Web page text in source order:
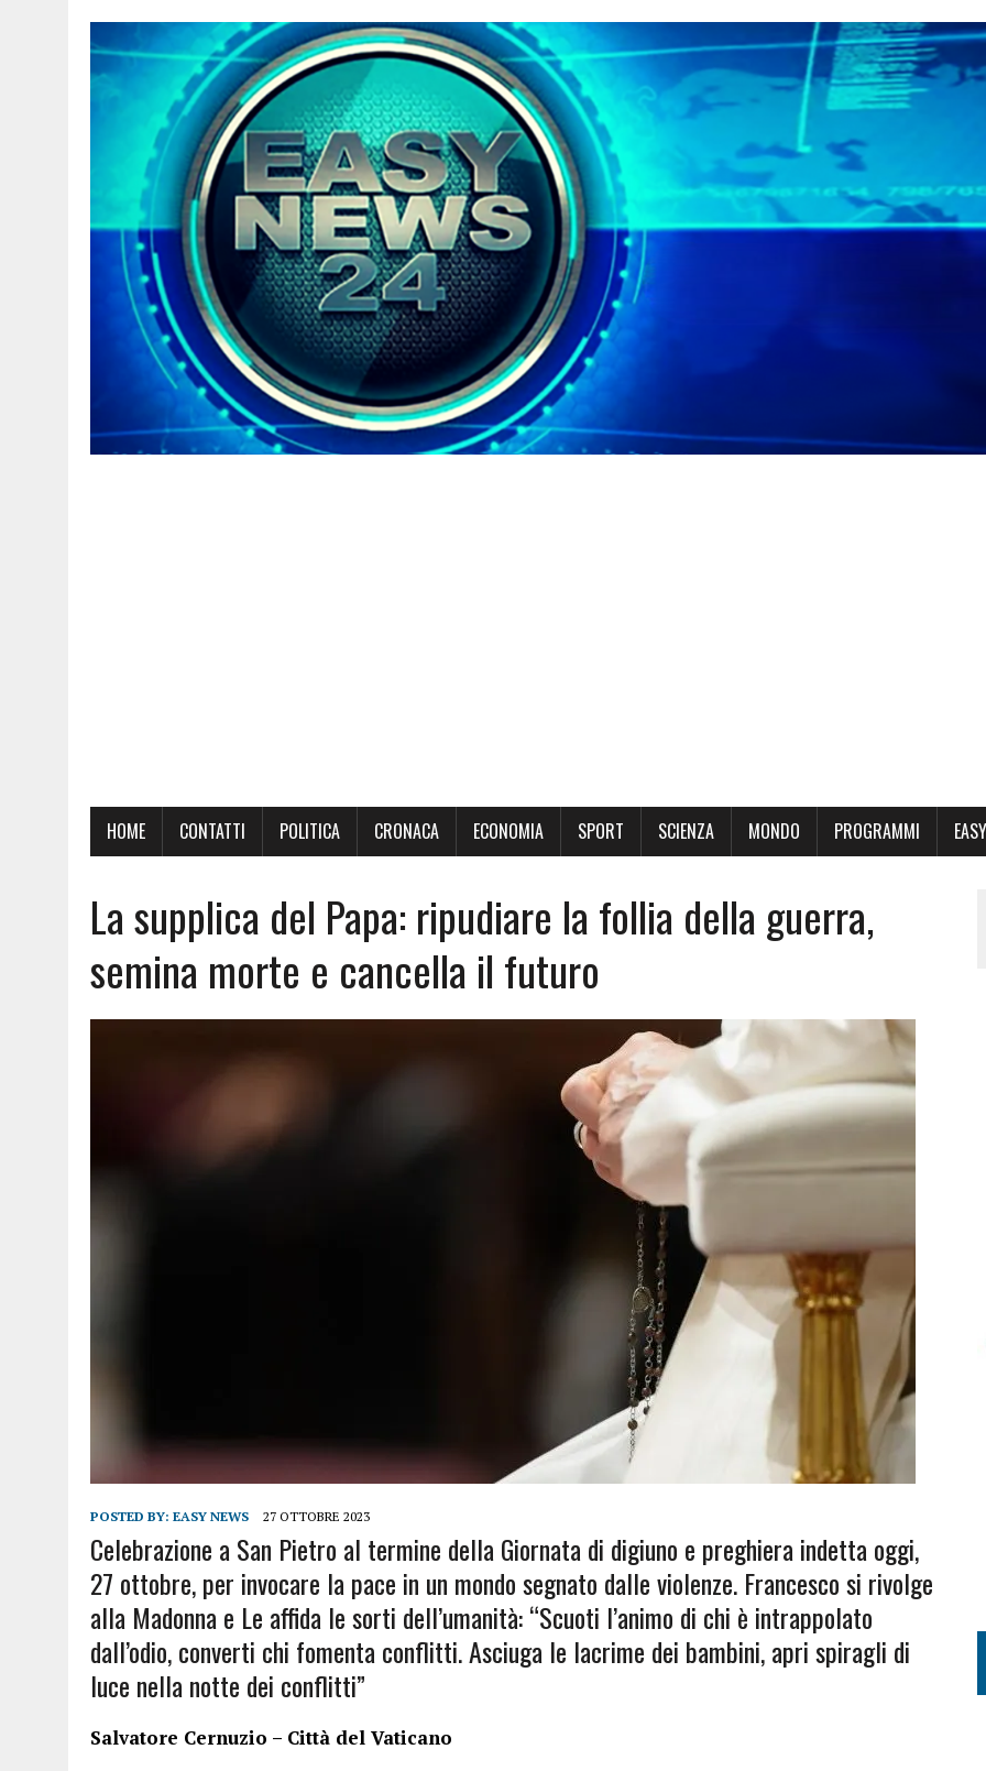
HOME CONTATTI POLITICA CRONACA ECONOMIA SPORT SCIENZA MONDO PROGRAMMI
La supplica del Papa: ripudiare la follia della guerra,
semina morte e cancella il futuro
POSTED BY: EASY NEWS 27 OTTOBRE 2023
Celebrazione a San Pietro al termine della Giornata di digiuno e preghiera indetta oggi,
27 ottobre, per invocare la pace in un mondo segnato dalle violenze. Francesco si rivolge
alla Madonna e Le affida le sorti dell’umanità: “Scuoti l’animo di chi è intrappolato
dall’odio, converti chi fomenta conflitti. Asciuga le lacrime dei bambini, apri spiragli di
luce nella notte dei conflitti”
Salvatore Cernuzio – Città del Vaticano